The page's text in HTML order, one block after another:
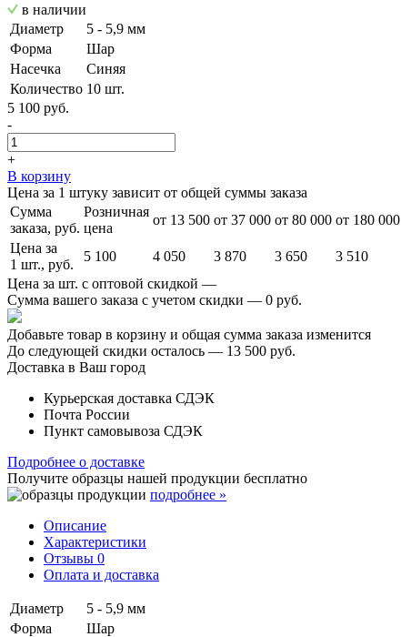
в наличии
Диаметр
5 - 5,9 мм
Форма
Шар
Насечка
Синяя
Количество 10 шт.
5 100 руб.
-
+
В корзину
Цена за 1 штуку зависит от общей суммы заказа
Сумма
заказа, руб.
Розничная
цена
от 13 500 от 37 000 от 80 000 от 180 000
Цена за
1 шт., руб.
5 100 4 050 3 870 3 650
3 510
Цена за шт. с оптовой скидкой —
Сумма вашего заказа с учетом скидки — 0 руб.
Добавьте товар в корзину и общая сумма заказа изменится
До следующей скидки осталось — 13 500 руб.
Доставка в Ваш город
Курьерская доставка СДЭК
Почта России
Пункт самовывоза СДЭК
Подробнее о доставке
Получите образцы нашей продукции бесплатно
подробнее »
Описание
Характеристики
Отзывы 0
Оплата и доставка
Диаметр
5 - 5,9 мм
Форма
Шар